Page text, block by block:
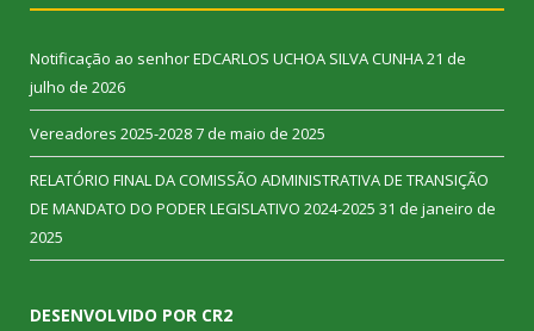
Notificação ao senhor EDCARLOS UCHOA SILVA CUNHA21 de
julho de 2026
Vereadores 2025-20287 de maio de 2025
RELATÓRIO FINAL DA COMISSÃO ADMINISTRATIVA DE TRANSIÇÃO
DE MANDATO DO PODER LEGISLATIVO 2024-2025 31 de janeiro de
2025
DESENVOLVIDO POR CR2